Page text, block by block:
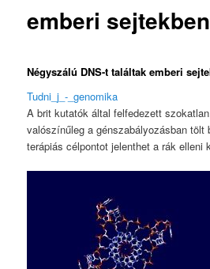
emberi sejtekben
Négyszálú DNS-t találtak emberi
Tudni_j_-_genomika
A brit kutatók által felfedezett
valószínűleg a génszabályozásban tölt
terápiás célpontot jelenthet a rák elleni